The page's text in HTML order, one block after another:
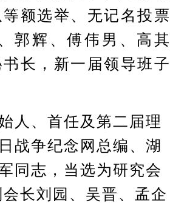
额选举、无记名投票
郭辉、傅伟男、高其
长，新一届领导班子
、首任及第二届理
战争纪念网总编、湖
同志，当选为研究会
长刘园、吴晋、孟企